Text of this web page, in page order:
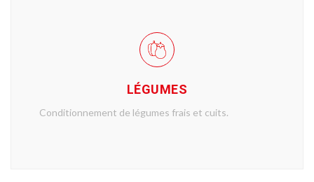
LÉGUMES
Conditionnement de légumes frais et cuits.